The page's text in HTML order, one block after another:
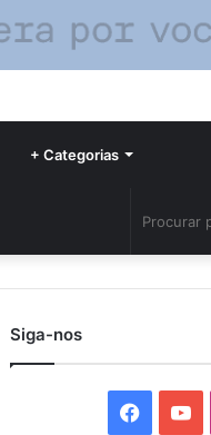
+ Categorias
Siga-nos